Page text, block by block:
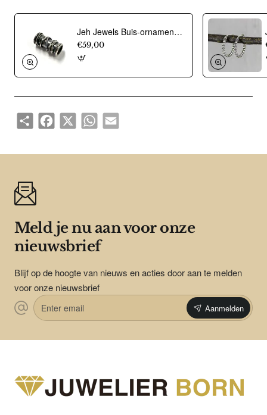
Jeh Jewels Buis-ornament voor collier, zilver model 18939 (26mm.breed) - 12488
€59,00
ShareFacebook
X WhatsAppEmail
Meld je nu aan voor onze
nieuwsbrief
Blijf op de hoogte van nieuws en acties door aan te melden
voor onze nieuwsbrief
Enter
email
Aanmelden